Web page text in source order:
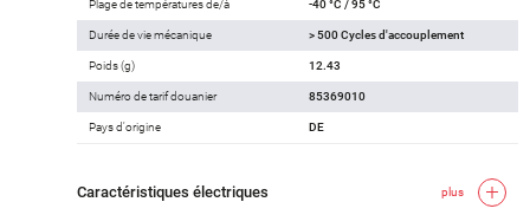
Plage de températures de/à -40 °C / 95 °C
Durée de vie mécanique > 500 Cycles d'accouplement
Poids (g) 12.43
Numéro de tarif douanier 85369010
Pays d'origine DE
Caractéristiques électriques plus